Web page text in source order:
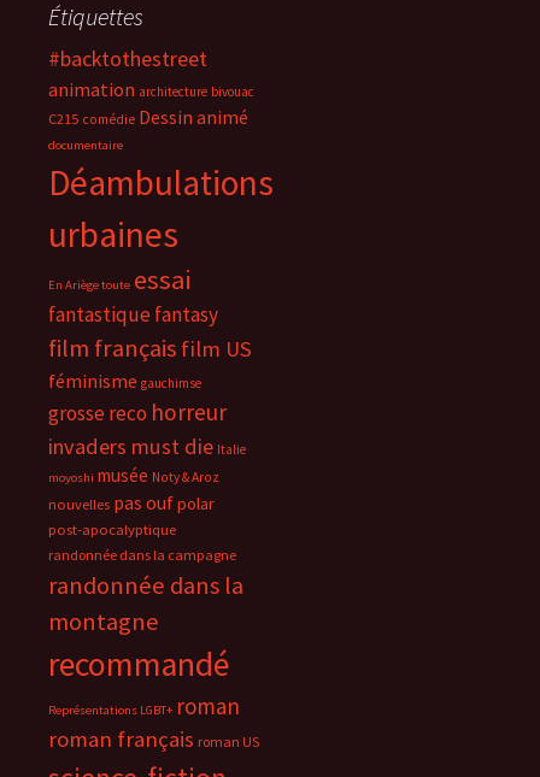
Étiquettes
#backtothestreet
animation architecture bivouac
C215 comédie Dessin animé
documentaire
Déambulations
urbaines
En Ariège toute essai
fantastiquefantasy
film français film US
féminisme gauchimse
grosse reco horreur
invaders must die Italie
moyoshi musée Noty & Aroz
nouvelles pas oufpolar
post-apocalyptique
randonnée dans la campagne
randonnée dans la
montagne
recommandé
Représentations LGBT+ roman
roman français roman US